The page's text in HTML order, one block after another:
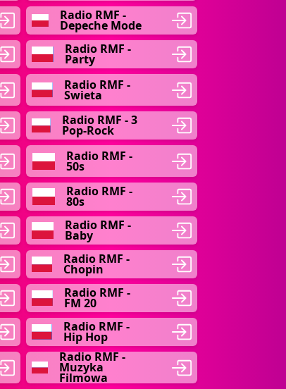
Radio RMF -
Depeche Mode
Radio RMF -
Party
Radio RMF -
Swieta
Radio RMF - 3
Pop-Rock
Radio RMF -
50s
Radio RMF -
80s
Radio RMF -
Baby
Radio RMF -
Chopin
Radio RMF -
FM 20
Radio RMF -
Hip Hop
Radio RMF -
Muzyka
Filmowa